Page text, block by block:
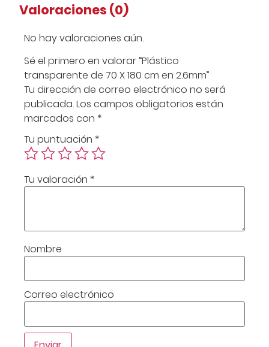
Valoraciones (0)
No hay valoraciones aún.
Sé el primero en valorar “Plástico
transparente de 70 X 180 cm en 2.6mm”
Tu dirección de correo electrónico no será
publicada.Los campos obligatorios están
marcados con *
Tu puntuación *
Tu valoración *
Nombre
Correo electrónico